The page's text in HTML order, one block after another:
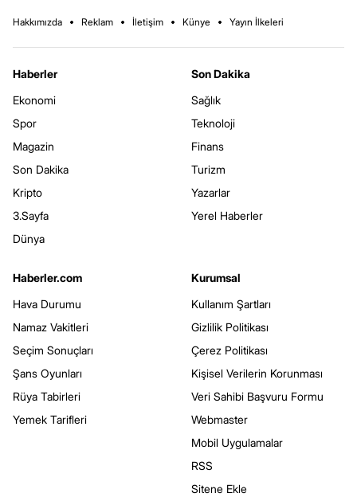
Hakkımızda Reklam İletişim Künye Yayın İlkeleri
Haberler
Ekonomi
Spor
Magazin
Son Dakika
Kripto
3.Sayfa
Dünya
Son Dakika
Sağlık
Teknoloji
Finans
Turizm
Yazarlar
Yerel Haberler
Haberler.com
Hava Durumu
Namaz Vakitleri
Seçim Sonuçları
Şans Oyunları
Rüya Tabirleri
Yemek Tarifleri
Kurumsal
Kullanım Şartları
Gizlilik Politikası
Çerez Politikası
Kişisel Verilerin Korunması
Veri Sahibi Başvuru Formu
Webmaster
Mobil Uygulamalar
RSS
Sitene Ekle